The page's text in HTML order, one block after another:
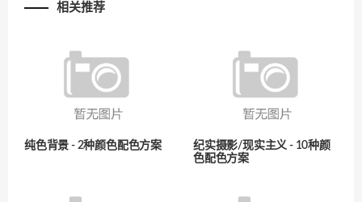
相关推荐
纯色背景 - 2种颜色配色方案
纪实摄影/现实主义 - 10种颜
色配色方案